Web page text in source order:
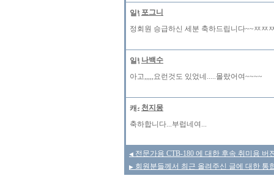
포그니
정회원 승급하신 세분 축하드립니다~~ㅉㅉ
나백수
아고,,,,,요런것도 있었네.....몰랐어여~~~~
천지몽
축하합니다...부럽네여...
◀ 전문가용 CTB-180 에 대한 후속 취미용 버
▶ 회원분들께서 최근 올려주신 글에 대한 통